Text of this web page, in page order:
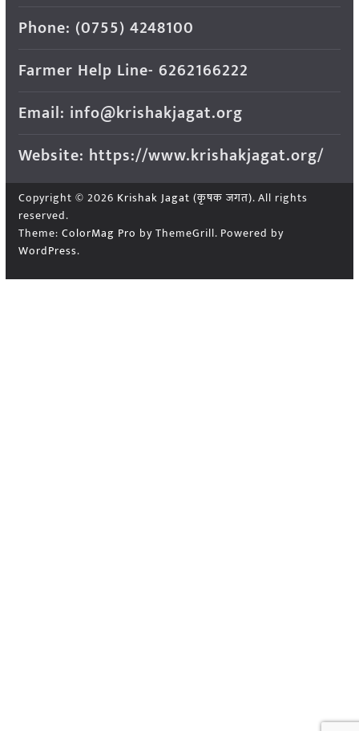
Phone: (0755) 4248100
Farmer Help Line- 6262166222
Email: info@krishakjagat.org
Website: https://www.krishakjagat.org/
Copyright © 2026 Krishak Jagat (कृषक जगत). All rights
reserved.
Theme: ColorMag Pro by ThemeGrill. Powered by
WordPress.